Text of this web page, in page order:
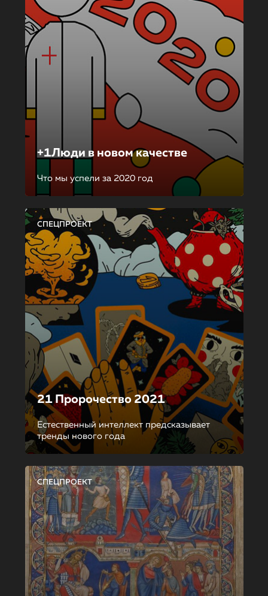
+1Люди в новом качестве
Что мы успели за 2020 год
СПЕЦПРОЕКТ
21 Пророчество 2021
Естественный интеллект предсказывает
тренды нового года
СПЕЦПРОЕКТ